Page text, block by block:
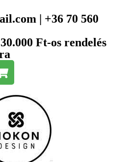
| +36 70 560
Ft-os rendelés